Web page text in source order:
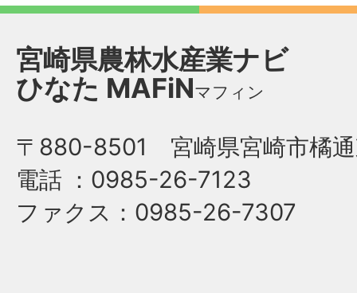
宮崎県農林水産業ナビ
ひなた MAFiNマフィン
〒880-8501 宮崎県宮崎市橘通
電話 ：0985-26-7123
ファクス ：0985-26-7307